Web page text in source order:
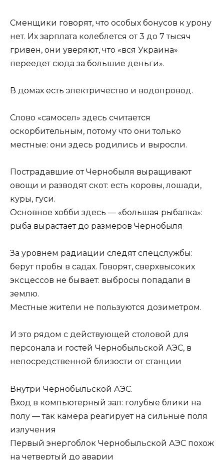
Сменщики говорят, что особых бонусов к урону
нет. Их зарплата колеблется от 3 до 7 тысяч
гривен, они уверяют, что «вся Украина»
переедет сюда за большие деньги».
В домах есть электричество и водопровод.
Слово «самосел» здесь считается
оскорбительным, потому что они только
местные: они здесь родились и выросли.
Пострадавшие от Чернобыля выращивают
овощи и разводят скот: есть коровы, лошади,
куры, гуси.
Основное хобби здесь — «большая рыбалка»:
рыба вырастает до размеров Чернобыля
За уровнем радиации следят спецслужбы:
берут пробы в садах. Говорят, сверхвысоких
эксцессов не бывает: выбросы попадали в
землю.
Местные жители не пользуются дозиметром.
И это рядом с действующей столовой для
персонала и гостей Чернобыльской АЭС, в
непосредственной близости от станции
Внутри Чернобыльской АЭС.
Вход в компьютерный зал: голубые блики на
полу — так камера реагирует на сильные поля
излучения
Первый энергоблок Чернобыльской АЭС похож
на четвертый до аварии